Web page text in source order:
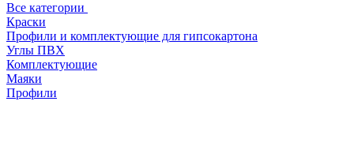
Все категории
Краски
Профили и комплектующие для гипсокартона
Углы ПВХ
Комплектующие
Маяки
Профили